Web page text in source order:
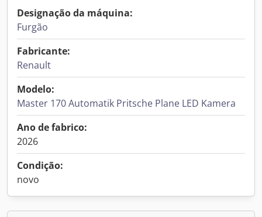
Designação da máquina:
Furgão
Fabricante:
Renault
Modelo:
Master 170 Automatik Pritsche Plane LED Kamera
Ano de fabrico:
2026
Condição:
novo